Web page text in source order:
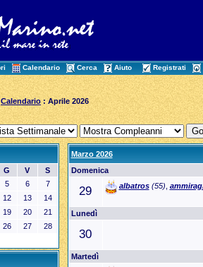
Calendario Cerca Aiuto Registrati
Calendario : Aprile 2026
G V S
5 6 7
12 13 14
19 20 21
26 27 28
Marzo 2026
Domenica
29 albatros(55),
Lunedì
30
Martedì